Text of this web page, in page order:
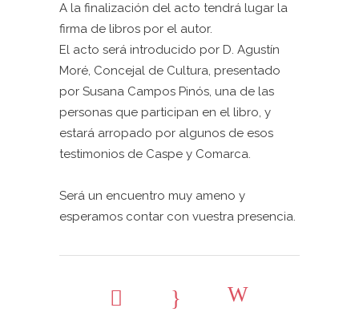
A la finalización del acto tendrá lugar la
firma de libros por el autor.
El acto será introducido por D. Agustín
Moré, Concejal de Cultura, presentado
por Susana Campos Pinós, una de las
personas que participan en el libro, y
estará arropado por algunos de esos
testimonios de Caspe y Comarca.
Será un encuentro muy ameno y
esperamos contar con vuestra presencia.